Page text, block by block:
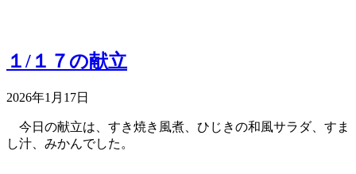
１/１７の献立
2026年1月17日
今日の献立は、すき焼き風煮、ひじきの和風サラダ、すま
し汁、みかんでした。